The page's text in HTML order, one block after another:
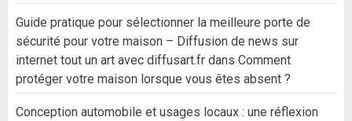
Guide pratique pour sélectionner la meilleure porte de
sécurité pour votre maison – Diffusion de news sur
internet tout un art avec diffusart.fr dans Comment
protéger votre maison lorsque vous êtes absent ?
Conception automobile et usages locaux : une réflexion